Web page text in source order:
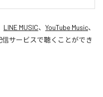
LINE MUSIC、 YouTube Music、
サービスで聴くことができ